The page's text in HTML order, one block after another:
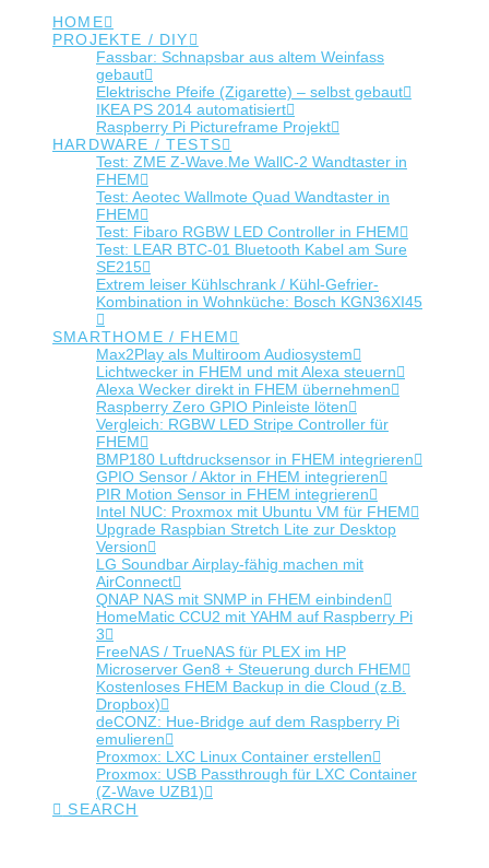
HOME
PROJEKTE / DIY
Fassbar: Schnapsbar aus altem Weinfass
gebaut
Elektrische Pfeife (Zigarette) – selbst gebaut
IKEA PS 2014 automatisiert
Raspberry Pi Pictureframe Projekt
HARDWARE / TESTS
Test: ZME Z-Wave.Me WallC-2 Wandtaster in
FHEM
Test: Aeotec Wallmote Quad Wandtaster in
FHEM
Test: Fibaro RGBW LED Controller in FHEM
Test: LEAR BTC-01 Bluetooth Kabel am Sure
SE215
Extrem leiser Kühlschrank / Kühl-Gefrier-
Kombination in Wohnküche: Bosch KGN36XI45
SMARTHOME / FHEM
Max2Play als Multiroom Audiosystem
Lichtwecker in FHEM und mit Alexa steuern
Alexa Wecker direkt in FHEM übernehmen
Raspberry Zero GPIO Pinleiste löten
Vergleich: RGBW LED Stripe Controller für
FHEM
BMP180 Luftdrucksensor in FHEM integrieren
GPIO Sensor / Aktor in FHEM integrieren
PIR Motion Sensor in FHEM integrieren
Intel NUC: Proxmox mit Ubuntu VM für FHEM
Upgrade Raspbian Stretch Lite zur Desktop
Version
LG Soundbar Airplay-fähig machen mit
AirConnect
QNAP NAS mit SNMP in FHEM einbinden
HomeMatic CCU2 mit YAHM auf Raspberry Pi
3
FreeNAS / TrueNAS für PLEX im HP
Microserver Gen8 + Steuerung durch FHEM
Kostenloses FHEM Backup in die Cloud (z.B.
Dropbox)
deCONZ: Hue-Bridge auf dem Raspberry Pi
emulieren
Proxmox: LXC Linux Container erstellen
Proxmox: USB Passthrough für LXC Container
(Z-Wave UZB1)
SEARCH